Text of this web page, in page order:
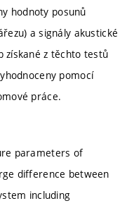
hodnoty posunů
a signály akustické
získané z těchto testů
pomocí
práce.
parameters of
difference between
including